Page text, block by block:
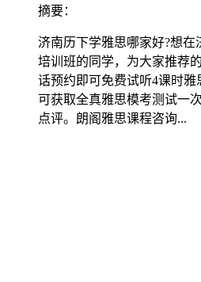
摘要：
济南历下学雅思哪家好?想在
培训班的同学，为大家推荐
话预约即可免费试听4课时雅
可获取全真雅思模考测试一
点评。朗阁雅思课程咨询...